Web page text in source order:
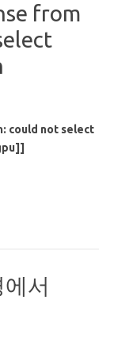
from
could not select
서